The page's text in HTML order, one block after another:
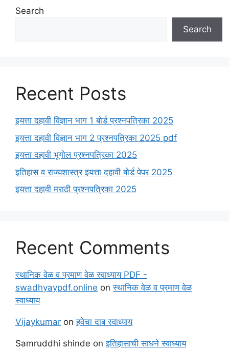
Search
Search
Recent Posts
इयत्ता दहावी विज्ञान भाग 1 बोर्ड प्रश्नपत्रिका 2025
इयत्ता दहावी विज्ञान भाग 2 प्रश्नपत्रिका 2025 pdf
इयत्ता दहावी भूगोल प्रश्नपत्रिका 2025
इतिहास व राज्यशास्त्र इयत्ता दहावी बोर्ड पेपर 2025
इयत्ता दहावी मराठी प्रश्नपत्रिका 2025
Recent Comments
स्थानिक वेळ व प्रमाण वेळ स्वाध्याय PDF -
swadhyaypdf.online onस्थानिक वेळ व प्रमाण वेळ
स्वाध्याय
Vijaykumar onहवेचा दाब स्वाध्याय
Samruddhi shinde onइतिहासाची साधने स्वाध्याय